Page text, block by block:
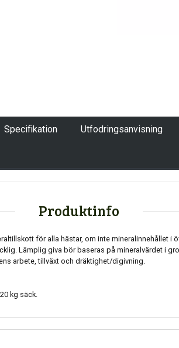
Specifikation Utfodringsanvisning
Produktinfo
för alla hästar, om inte mineralinnehållet i
Lämplig giva bör baseras på mineralvärdet i
arbete, tillväxt och dräktighet/digivning.
kg säck.